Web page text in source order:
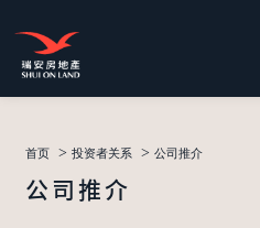
首页 > 投资者关系 > 公司推介
公司推介